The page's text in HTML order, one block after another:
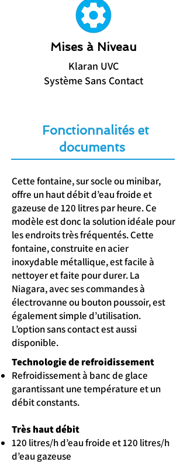
Mises à Niveau
Klaran UVC
Système Sans Contact
Fonctionnalités et
documents
Cette fontaine, sur socle ou minibar,
offre un haut débit d’eau froide et
gazeuse de 120 litres par heure. Ce
modèle est donc la solution idéale pour
les endroits très fréquentés. Cette
fontaine, construite en acier
inoxydable métallique, est facile à
nettoyer et faite pour durer. La
Niagara, avec ses commandes à
électrovanne ou bouton poussoir, est
également simple d’utilisation.
L’option sans contact est aussi
disponible.
Technologie de refroidissement
Refroidissement à banc de glace
garantissant une température et un
débit constants.
Très haut débit
120 litres/h d’eau froide et 120 litres/h
d’eau gazeuse